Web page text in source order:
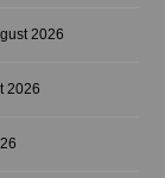
2026
2026